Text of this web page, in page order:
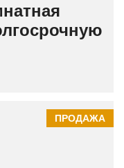
ПРОДАЖА